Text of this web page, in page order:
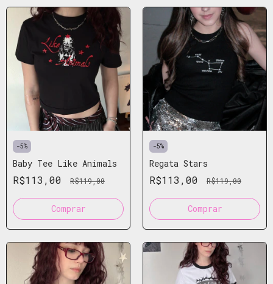
-5%
Baby Tee Like Animals
R$113,00 R$119,00
Comprar
-5%
Regata Stars
R$113,00 R$119,00
Comprar